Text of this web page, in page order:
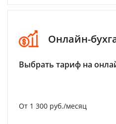
Онлайн-
Выбрать тариф на
От 1 300 руб./месяц